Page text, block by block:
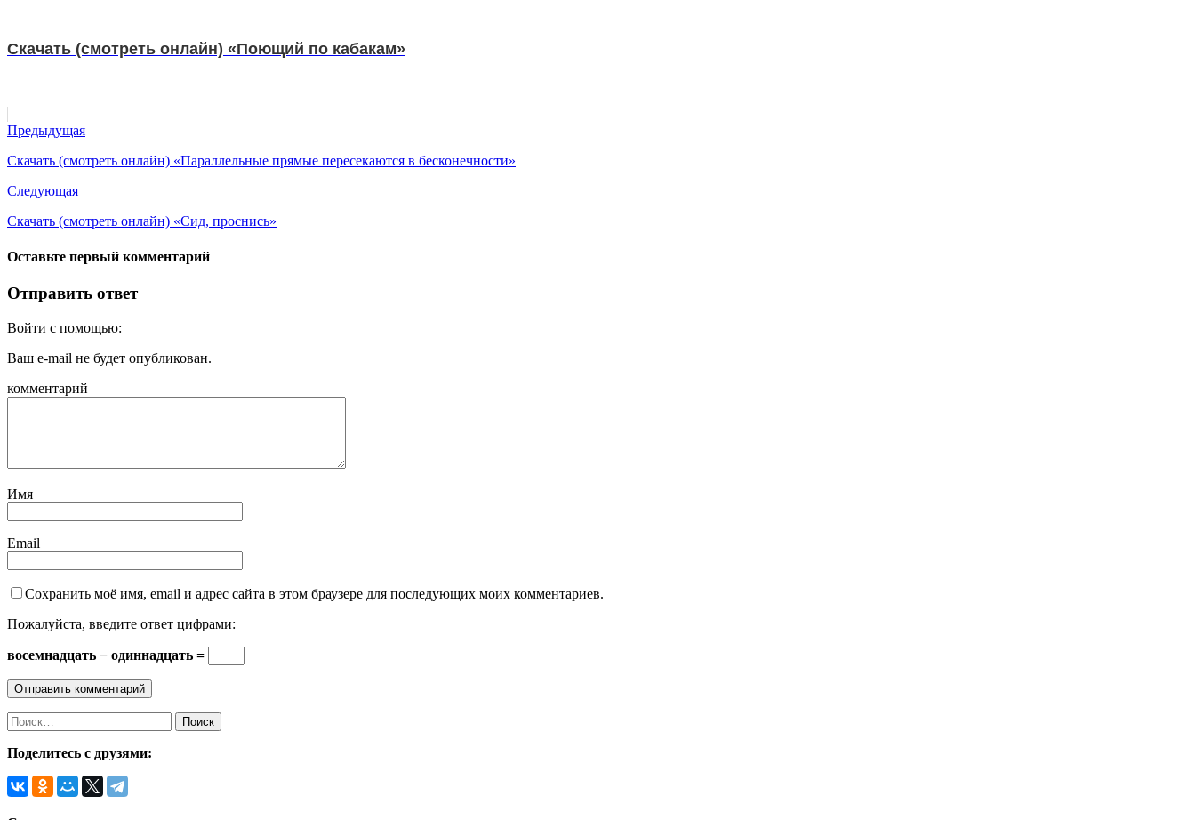
Скачать (смотреть онлайн) «Поющий по кабакам»
Предыдущая
Скачать (смотреть онлайн) «Параллельные прямые пересекаются в бесконечности»
Следующая
Скачать (смотреть онлайн) «Сид, проснись»
Оставьте первый комментарий
Отправить ответ
Войти с помощью:
Ваш e-mail не будет опубликован.
комментарий
Имя
Email
Сохранить моё имя, email и адрес сайта в этом браузере для последующих моих комментариев.
Пожалуйста, введите ответ цифрами:
восемнадцать − одиннадцать =
Поделитесь с друзями: